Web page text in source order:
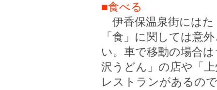
■食べる
伊香保温泉街には
「食」に関しては意
い。車で移動の場合
沢うどん」の店や「
レストランがあるの